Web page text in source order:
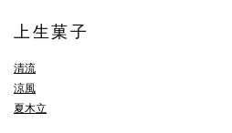
上生菓子
清流
涼風
夏木立